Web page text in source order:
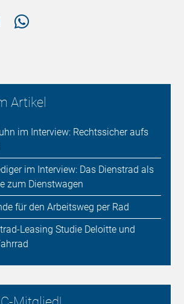
Artikel
im Interview: Rechtssicher aufs
im Interview: Das Dienstrad als
zum Dienstwagen
für den Arbeitsweg per Rad
Leasing Studie Deloitte und